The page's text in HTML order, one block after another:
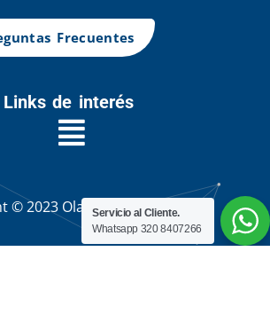
Frecuentes
Links de interés
© 2023 Olarte Sound Group
Servicio al Cliente.
Whatsapp 320 8407266